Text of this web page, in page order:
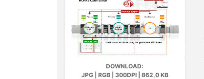
DOWNLOAD:
JPG | RGB | 300DPI | 862,0 KB